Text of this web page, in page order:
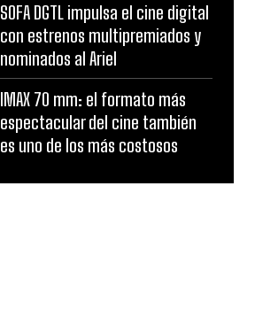
SOFA DGTL impulsa el cine digital
con estrenos multipremiados y
nominados al Ariel
IMAX 70 mm: el formato más
espectacular del cine también
es uno de los más costosos